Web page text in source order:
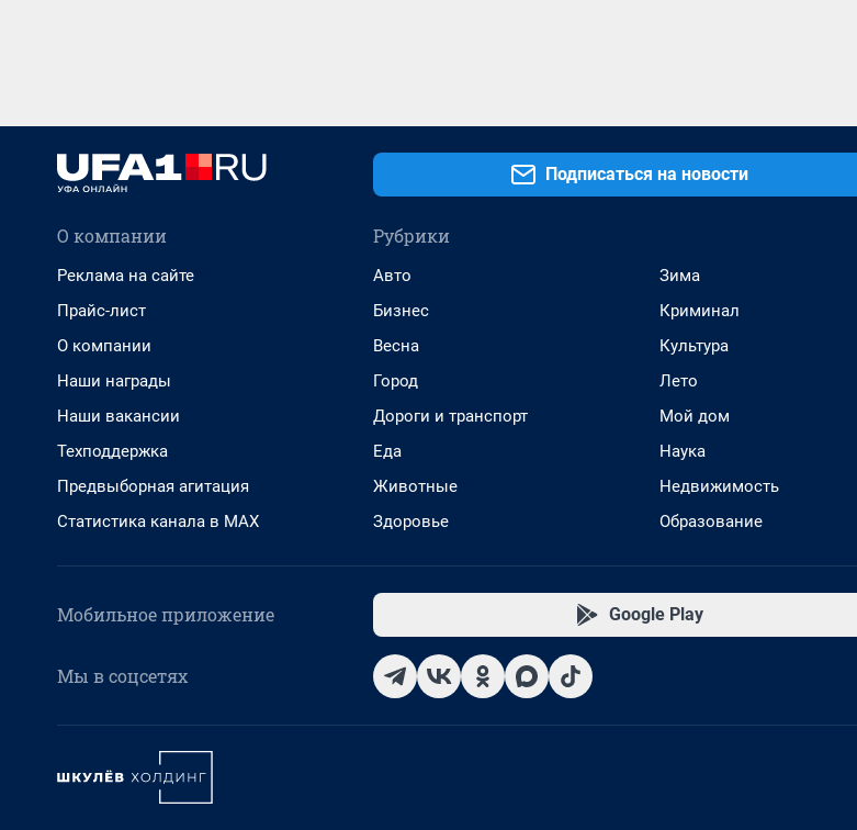
Подписаться на новости
О компании
Реклама на сайте
Прайс-лист
О компании
Наши награды
Наши вакансии
Техподдержка
Предвыборная агитация
Статистика канала в MAX
Рубрики
Авто
Бизнес
Весна
Город
Дороги и транспорт
Еда
Животные
Здоровье
Зима
Криминал
Культура
Лето
Мой дом
Наука
Недвижимость
Образование
Мобильное приложение Google Play
Мы в соцсетях